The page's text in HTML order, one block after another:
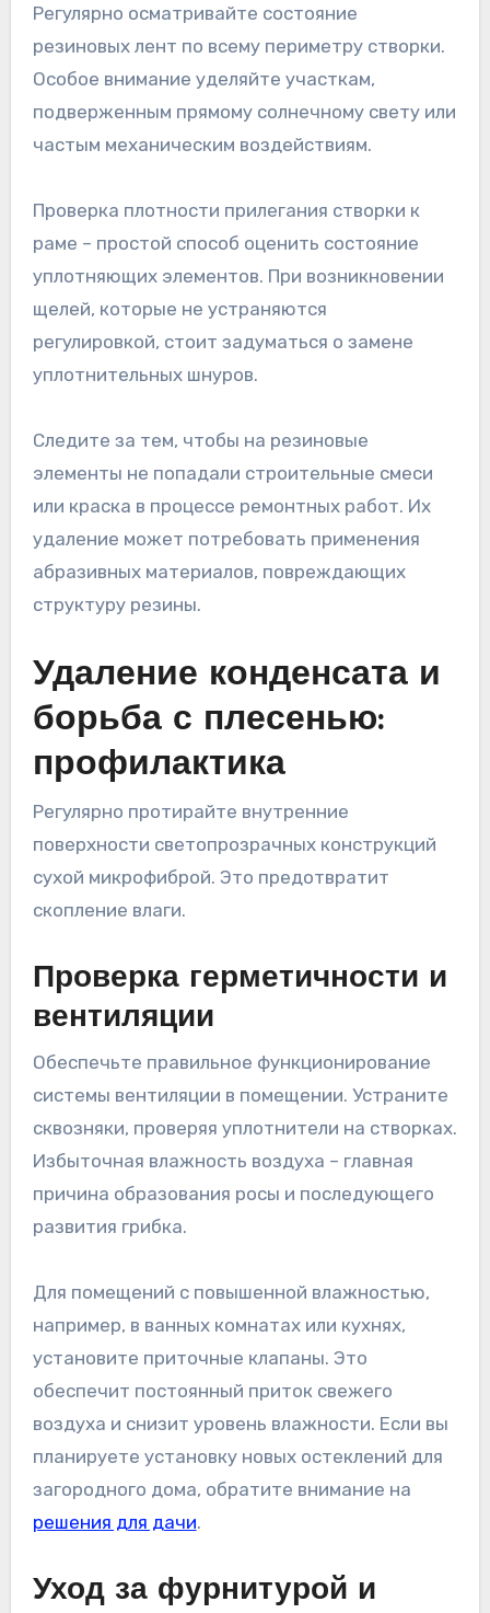
Регулярно осматривайте состояние
резиновых лент по всему периметру створки.
Особое внимание уделяйте участкам,
подверженным прямому солнечному свету или
частым механическим воздействиям.
Проверка плотности прилегания створки к
раме – простой способ оценить состояние
уплотняющих элементов. При возникновении
щелей, которые не устраняются
регулировкой, стоит задуматься о замене
уплотнительных шнуров.
Следите за тем, чтобы на резиновые
элементы не попадали строительные смеси
или краска в процессе ремонтных работ. Их
удаление может потребовать применения
абразивных материалов, повреждающих
структуру резины.
Удаление конденсата и
борьба с плесенью:
профилактика
Регулярно протирайте внутренние
поверхности светопрозрачных конструкций
сухой микрофиброй. Это предотвратит
скопление влаги.
Проверка герметичности и
вентиляции
Обеспечьте правильное функционирование
системы вентиляции в помещении. Устраните
сквозняки, проверяя уплотнители на створках.
Избыточная влажность воздуха – главная
причина образования росы и последующего
развития грибка.
Для помещений с повышенной влажностью,
например, в ванных комнатах или кухнях,
установите приточные клапаны. Это
обеспечит постоянный приток свежего
воздуха и снизит уровень влажности. Если вы
планируете установку новых остеклений для
загородного дома, обратите внимание на
решения для дачи.
Уход за фурнитурой и